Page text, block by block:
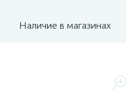
Наличие в магазинах